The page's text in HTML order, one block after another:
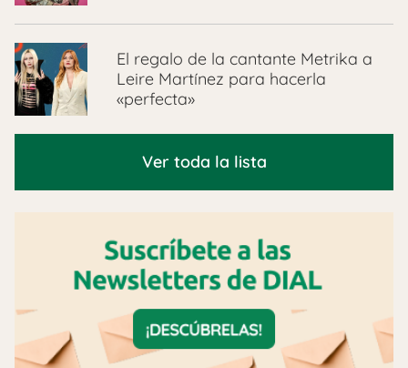
El regalo de la cantante Metrika a
Leire Martínez para hacerla
«perfecta»
Ver toda la lista